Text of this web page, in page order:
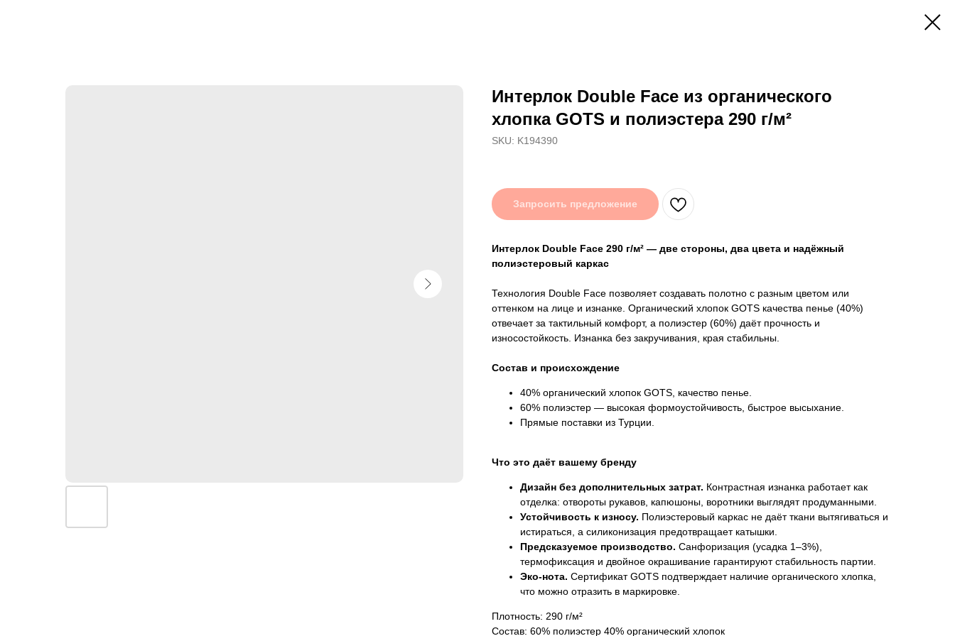
Интерлок Double Face из органического
хлопка GOTS и полиэстера 290 г/м²
SKU: K194390
Запросить предложение
Интерлок Double Face 290 г/м² — две стороны, два цвета и надёжный
полиэстеровый каркас
Технология Double Face позволяет создавать полотно с разным цветом или
оттенком на лице и изнанке. Органический хлопок GOTS качества пенье (40%)
отвечает за тактильный комфорт, а полиэстер (60%) даёт прочность и
износостойкость. Изнанка без закручивания, края стабильны.
Состав и происхождение
40% органический хлопок GOTS, качество пенье.
60% полиэстер — высокая формоустойчивость, быстрое высыхание.
Прямые поставки из Турции.
Что это даёт вашему бренду
Дизайн без дополнительных затрат. Контрастная изнанка работает как
отделка: отвороты рукавов, капюшоны, воротники выглядят продуманными.
Устойчивость к износу. Полиэстеровый каркас не даёт ткани вытягиваться и
истираться, а силиконизация предотвращает катышки.
Предсказуемое производство. Санфоризация (усадка 1–3%),
термофиксация и двойное окрашивание гарантируют стабильность партии.
Эко-нота. Сертификат GOTS подтверждает наличие органического хлопка,
что можно отразить в маркировке.
Плотность: 290 г/м²
Состав: 60% полиэстер 40% органический хлопок